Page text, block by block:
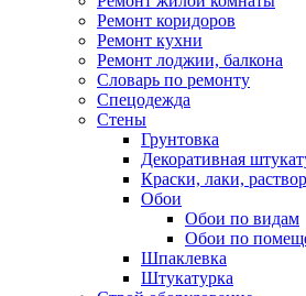
Ремонт коридоров
Ремонт кухни
Ремонт лоджии, балкона
Словарь по ремонту
Спецодежда
Стены
Грунтовка
Декоративная
Краски, лаки,
Обои
Обои по видам
Обои по
Шпаклевка
Штукатурка